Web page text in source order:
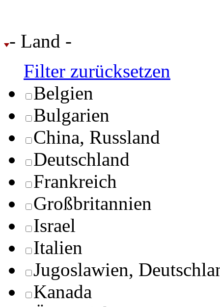
- Land -
Filter zurücksetzen
Belgien
Bulgarien
China, Russland
Deutschland
Frankreich
Großbritannien
Israel
Italien
Jugoslawien,
Kanada